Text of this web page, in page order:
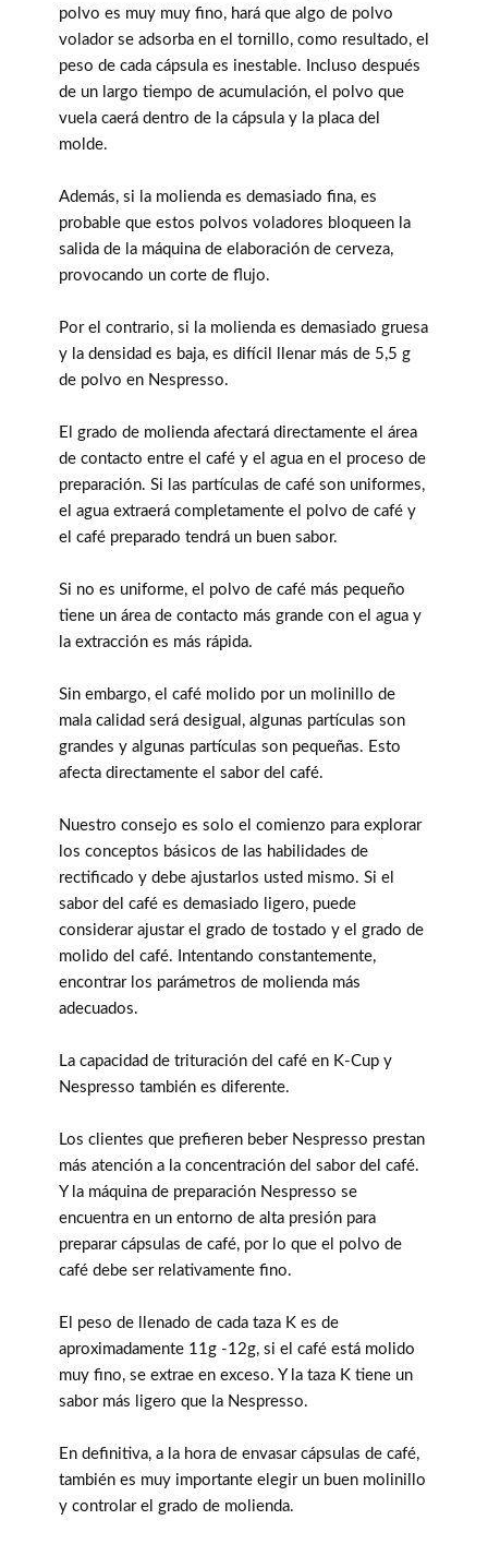
polvo es muy muy fino, hará que algo de polvo
volador se adsorba en el tornillo, como resultado, el
peso de cada cápsula es inestable. Incluso después
de un largo tiempo de acumulación, el polvo que
vuela caerá dentro de la cápsula y la placa del
molde.
Además, si la molienda es demasiado fina, es
probable que estos polvos voladores bloqueen la
salida de la máquina de elaboración de cerveza,
provocando un corte de flujo.
Por el contrario, si la molienda es demasiado gruesa
y la densidad es baja, es difícil llenar más de 5,5 g
de polvo en Nespresso.
El grado de molienda afectará directamente el área
de contacto entre el café y el agua en el proceso de
preparación. Si las partículas de café son uniformes,
el agua extraerá completamente el polvo de café y
el café preparado tendrá un buen sabor.
Si no es uniforme, el polvo de café más pequeño
tiene un área de contacto más grande con el agua y
la extracción es más rápida.
Sin embargo, el café molido por un molinillo de
mala calidad será desigual, algunas partículas son
grandes y algunas partículas son pequeñas. Esto
afecta directamente el sabor del café.
Nuestro consejo es solo el comienzo para explorar
los conceptos básicos de las habilidades de
rectificado y debe ajustarlos usted mismo. Si el
sabor del café es demasiado ligero, puede
considerar ajustar el grado de tostado y el grado de
molido del café. Intentando constantemente,
encontrar los parámetros de molienda más
adecuados.
La capacidad de trituración del café en K-Cup y
Nespresso también es diferente.
Los clientes que prefieren beber Nespresso prestan
más atención a la concentración del sabor del café.
Y la máquina de preparación Nespresso se
encuentra en un entorno de alta presión para
preparar cápsulas de café, por lo que el polvo de
café debe ser relativamente fino.
El peso de llenado de cada taza K es de
aproximadamente 11g -12g, si el café está molido
muy fino, se extrae en exceso. Y la taza K tiene un
sabor más ligero que la Nespresso.
En definitiva, a la hora de envasar cápsulas de café,
también es muy importante elegir un buen molinillo
y controlar el grado de molienda.